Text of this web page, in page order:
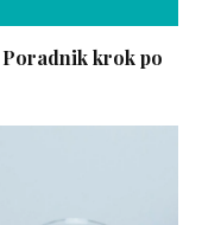
Poradnik krok po